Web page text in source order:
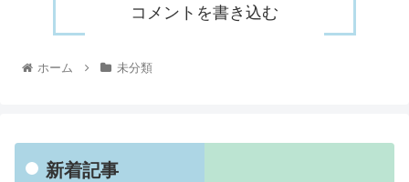
コメントを書き込む
ホーム 未分類
新着記事